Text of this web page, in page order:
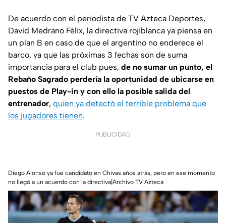
De acuerdo con el periodista de TV Azteca Deportes,
David Medrano Félix, la directiva rojiblanca ya piensa en
un plan B en caso de que el argentino no enderece el
barco, ya que las próximas 3 fechas son de suma
importancia para el club pues, de no sumar un punto, el
Rebaño Sagrado perdería la oportunidad de ubicarse en
puestos de Play-in y con ello la posible salida del
entrenador, quien ya detectó el terrible problema que
los jugadores tienen.
PUBLICIDAD
Diego Alonso ya fue candidato en Chivas años atrás, pero en ese momento
no llegó a un acuerdo con la directiva|Archivo TV Azteca